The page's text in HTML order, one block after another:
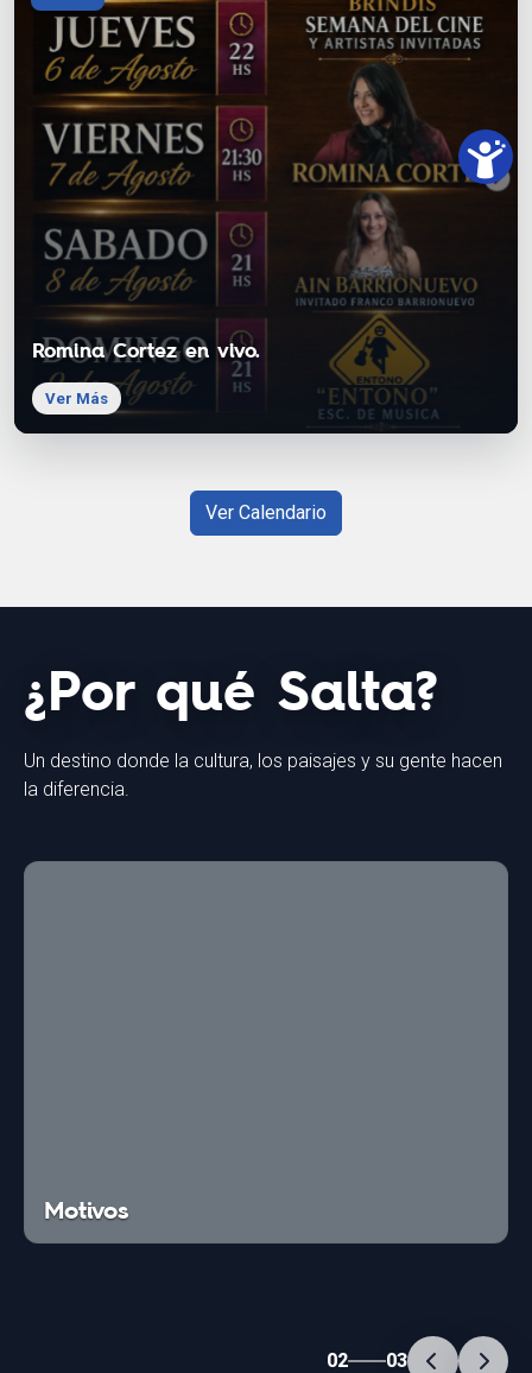
Romina Cortez en vivo.
Ver Más
Ver Calendario
¿Por qué Salta?
Un destino donde la cultura, los paisajes y su gente hacen
la diferencia.
Motivos
02 03